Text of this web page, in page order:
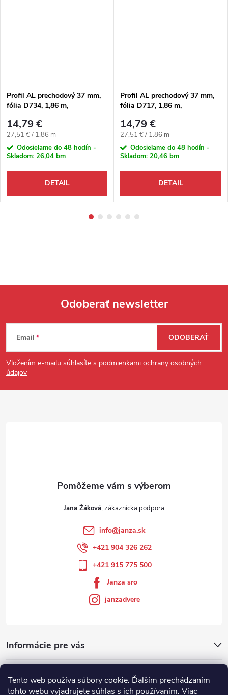
Tento web používa súbory cookie. Ďalším prechádzaním
tohto webu vyjadrujete súhlas s ich používaním. Viac
Profil AL prechodový 37 mm,
fólia D734, 1,86 m,
3v1 Egger
14,79 €
Jednotková cena:
27,51 € / 1.86 m
Odosielame do 48 hodín -
Skladom: 26,04 bm
DETAIL
Profil AL prechodový 37 mm,
fólia D717, 1,86 m,
3v1 Egger
14,79 €
Jednotková cena:
27,51 € / 1.86 m
Odosielame do 48 hodín -
Skladom: 20,46 bm
DETAIL
Zápätie
Odoberať newsletter
Email
Vložením e-mailu súhlasíte s podmienkami ochrany osobných
údajov
ODOBERAŤ
Informácie pre vás
Jana Žáková
info@janza.sk
+421 904 326 262
+421 915 775 500
Janza sro
janzadvere